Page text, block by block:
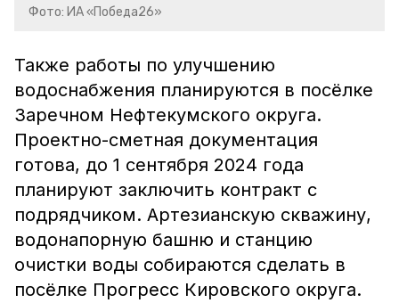
Фото: ИА «Победа26»
Также работы по улучшению
водоснабжения планируются в посёлке
Заречном Нефтекумского округа.
Проектно-сметная документация
готова, до 1 сентября 2024 года
планируют заключить контракт с
подрядчиком. Артезианскую скважину,
водонапорную башню и станцию
очистки воды собираются сделать в
посёлке Прогресс Кировского округа.